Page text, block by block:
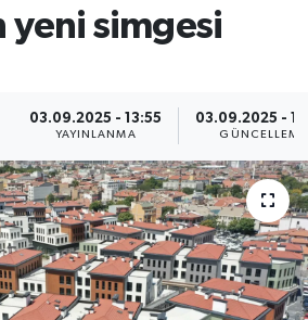
yeni simgesi
03.09.2025 - 13:55
YAYINLANMA
03.09.2025 -
GÜNCELLEME